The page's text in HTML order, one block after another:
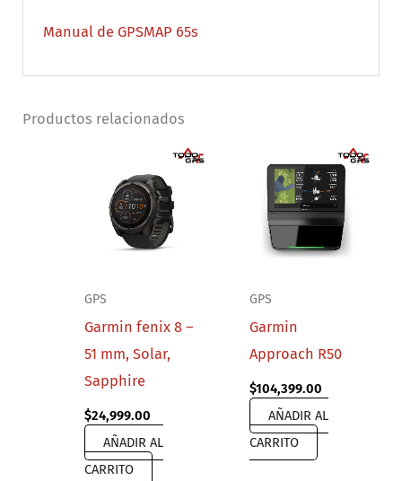
Manual de GPSMAP 65s
Productos relacionados
GPS
Garmin fenix 8 –
51 mm, Solar,
Sapphire
$24,999.00
AÑADIR AL
CARRITO
GPS
Garmin
Approach R50
$104,399.00
AÑADIR AL
CARRITO